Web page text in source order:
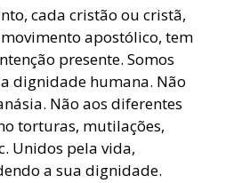
cada cristão ou cristã,
apostólico, tem
presente. Somos
dignidade humana. Não
Não aos diferentes
torturas, mutilações,
Unidos pela vida,
a sua dignidade.